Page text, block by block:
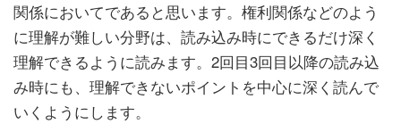
関係においてであると思います。権利関係などのよう
に理解が難しい分野は、読み込み時にできるだけ深く
理解できるように読みます。2回目3回目以降の読み込
み時にも、理解できないポイントを中心に深く読んで
いくようにします。